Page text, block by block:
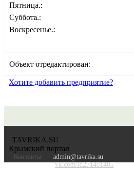
Пятница.:
Суббота.:
Воскресенье.:
Объект отредактирован:
Хотите добавить предприятие?
TAVRIKA.SU
Крымский портал
Контакты
admin@tavrika.su
vk.com/id271481405